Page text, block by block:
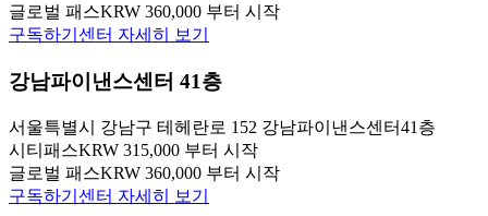
글로벌 패스KRW 360,000 부터 시작
구독하기 센터 자세히 보기
강남파이낸스센터 41층
서울특별시 강남구 테헤란로 152 강남파이낸스센터41층
시티패스KRW 315,000 부터 시작
글로벌 패스KRW 360,000 부터 시작
구독하기 센터 자세히 보기